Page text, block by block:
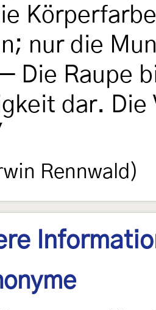
nur die
Die Raupe
dar.
Rennwald)